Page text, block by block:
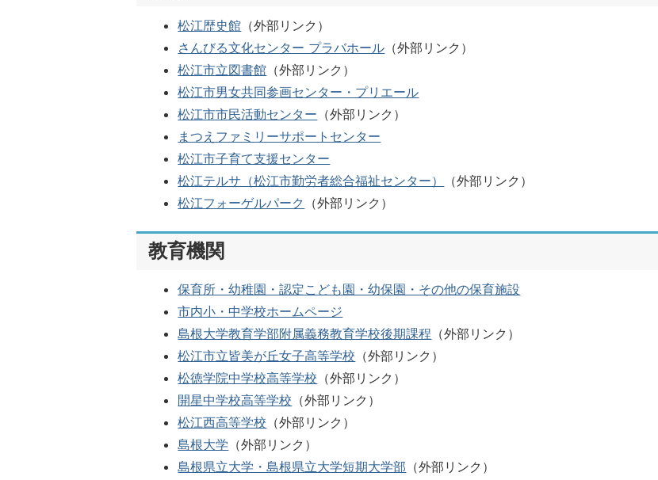
松江歴史館 （外部リンク）
さんびる文化センター プラバホール （外部リンク）
松江市立図書館 （外部リンク）
松江市男女共同参画センター・プリエール
松江市市民活動センター （外部リンク）
まつえファミリーサポートセンター
松江市子育て支援センター
松江テルサ（松江市勤労者総合福祉センター）
（外部リンク）
松江フォーゲルパーク
（外部リンク）
教育機関
保育所・幼稚園・認定こども園・幼保園・その他の保育施設
市内小・中学校ホームページ
島根大学教育学部附属義務教育学校後期課程 （外部リンク）
松江市立皆美が丘女子高等学校 （外部リンク）
松徳学院中学校高等学校 （外部リンク）
開星中学校高等学校 （外部リンク）
松江西高等学校 （外部リンク）
島根大学 （外部リンク）
島根県立大学・島根県立大学短期大学部 （外部リンク）